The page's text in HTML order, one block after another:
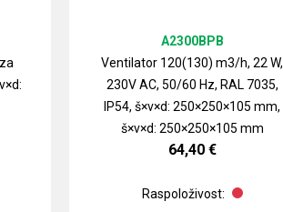
Ventilator 120(130) m3/h, 22 W,
230V AC, 50/60 Hz, RAL 7035,
IP54, š×v×d: 250×250×105 mm,
š×v×d: 250×250×105 mm
A2300BPB
64,40 €
Raspoloživost: